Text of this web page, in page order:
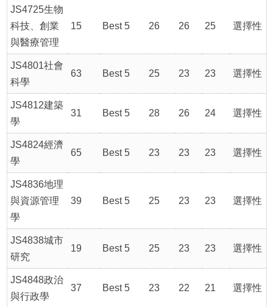
JS4725生物
科技、創業
與醫療管理
15 Best 5 26 26 25 選擇性
JS4801社會
科學
63 Best 5 25 23 23 選擇性
JS4812建築
學
31 Best 5 28 26 24 選擇性
JS4824經濟
學
65 Best 5 23 23 23 選擇性
JS4836地理
與資源管理
學
39 Best 5 25 23 23 選擇性
JS4838城市
研究
19 Best 5 25 23 23 選擇性
JS4848政治
與行政學
37 Best 5 23 22 21 選擇性